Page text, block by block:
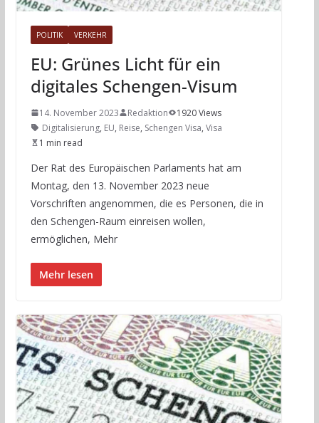
POLITIK VERKEHR
EU: Grünes Licht für ein
digitales Schengen-Visum
14. November 2023 Redaktion
1920 Views
Digitalisierung, EU, Reise, Schengen Visa, Visa
1 min read
Der Rat des Europäischen Parlaments hat am
Montag, den 13. November 2023 neue
Vorschriften angenommen, die es Personen, die in
den Schengen-Raum einreisen wollen,
ermöglichen, Mehr
Mehr lesen